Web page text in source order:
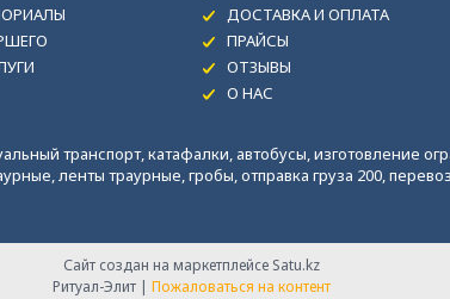
ДОСТАВКА И ОПЛАТА
ПРАЙСЫ
ОТЗЫВЫ
О НАС
транспорт, катафалки, автобусы, изготовление
ленты траурные, гробы, отправка груза 200,
Сайт создан на маркетплейсе Satu.kz
Ритуал-Элит | Пожаловаться на контент